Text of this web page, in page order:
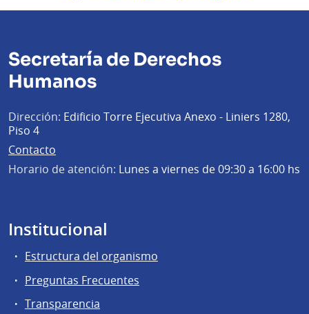
Secretaría de Derechos
Humanos
Dirección: Edificio Torre Ejecutiva Anexo - Liniers 1280,
Piso 4
Contacto
Horario de atención: Lunes a viernes de 09:30 a 16:00 hs
Institucional
Estructura del organismo
Preguntas Frecuentes
Transparencia